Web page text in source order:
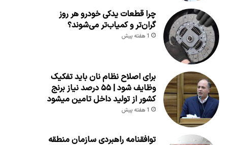
چرا قطعات یدکی خودرو هر روز
گران‌تر و کمیاب‌تر می‌شوند؟
1 هفته پیش
برای اصلاح نظام نان باید تفکیک
وظایف شود | ۵۵ درصد نیاز برنج
کشور از تولید داخل تامین میشود
1 هفته پیش
توافقنامه راهبردی سازمان منطقه